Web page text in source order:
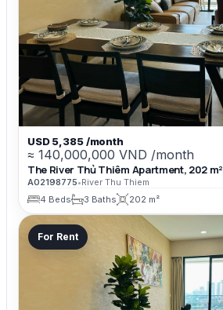
USD 5,385 /month
≈ 140,000,000 VND /month
The River Thủ Thiêm Apartment, 202 m²
A02198775•River Thu Thiem
4 Beds
3 Baths 202 m²
For Rent